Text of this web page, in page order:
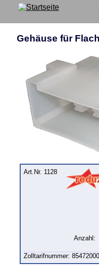
Gehäuse für
Art.Nr. 1128
Anzahl:
Zolltarifnummer: 85472000